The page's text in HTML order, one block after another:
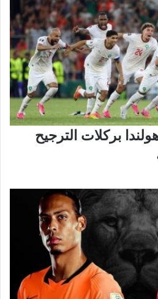
بركلات الترجيح